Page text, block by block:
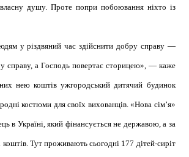
душу. Проте попри побоювання ніхто із
у різдвяний час здійснити добру справу —
справу, а Господь повертає сторицею», — каже
нею коштів ужгородський дитячий будинок
костюми для своїх вихованців. «Нова сім’я»
в Україні, який фінансується не державою, а за
Тут проживають сьогодні 177 дітей-сиріт